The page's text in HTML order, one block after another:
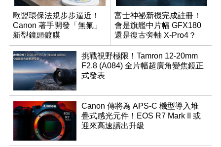
歐盟環保法規步步逼近！
Canon 著手開發「無氟」
新型鏡頭鍍膜
富士神祕新機完成註冊！
會是旗艦中片幅 GFX180
還是復古旁軸 X-Pro4？
挑戰視野極限！Tamron 12-20mm
F2.8 (A084) 全片幅超廣角變焦鏡正
式發表
Canon 傳將為 APS-C 機型導入堆
疊式感光元件！EOS R7 Mark II 或
迎來高速讀出升級